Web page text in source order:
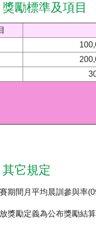
獎勵標準及項目
它規定
期間月平均晨訓參與率
獎勵定義為公布獎勵結